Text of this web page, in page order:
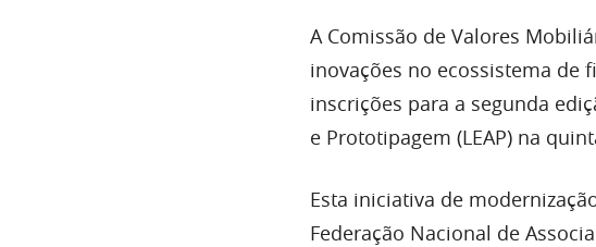
A Comissão de Valores
inovações no ecossistema de
inscrições para a segunda
e Prototipagem (LEAP) na
Esta iniciativa de
Federação Nacional de